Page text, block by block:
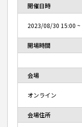
開催日時
2023/08/30 15:00 ~
開場時間
会場
オンライン
会場住所